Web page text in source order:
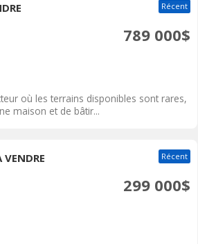
Récent
789 000$
où les terrains disponibles sont rares,
maison et de bâtir...
Récent
299 000$